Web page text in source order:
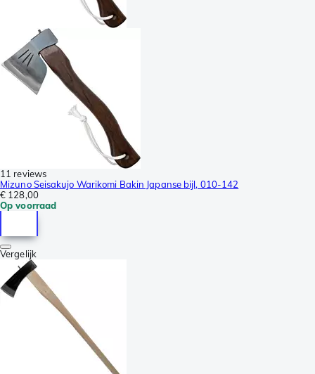
11 reviews
Mizuno Seisakujo Warikomi Bakin Japanse bijl, 010-142
€ 128,00
Op voorraad
Vergelijk